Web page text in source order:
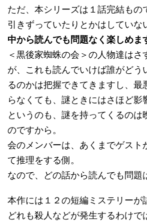
ただ、本シリーズは１話完結もの
引きずっていたりとかはしていな
中から読んでも問題なく楽しめま
＜黒後家蜘蛛の会＞の人物達はさ
が、これも読んでいけば誰がどう
るのかは把握できてきますし、最
らなくても、謎ときにはさほど影
というのも、謎を持ってくるのは
のですから。
会のメンバーは、あくまでゲスト
て推理をする側。
なので、どの話から読んでも問題
本作には１２の短編ミステリーが
どれも殺人などが発生するわけで